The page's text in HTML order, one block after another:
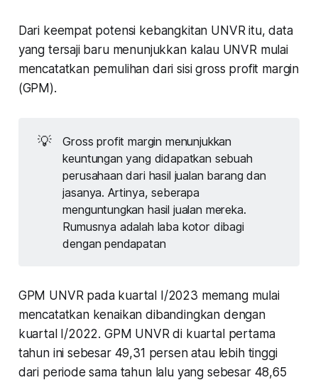
Dari keempat potensi kebangkitan UNVR itu, data
yang tersaji baru menunjukkan kalau UNVR mulai
mencatatkan pemulihan dari sisigross profit margin
(GPM).
💡
Gross profit margin menunjukkan
keuntungan yang didapatkan sebuah
perusahaan dari hasil jualan barang dan
jasanya. Artinya, seberapa
menguntungkan hasil jualan mereka.
Rumusnya adalah laba kotor dibagi
dengan pendapatan
GPM UNVR pada kuartal I/2023 memang mulai
mencatatkan kenaikan dibandingkan dengan
kuartal I/2022. GPM UNVR di kuartal pertama
tahun ini sebesar 49,31 persen atau lebih tinggi
dari periode sama tahun lalu yang sebesar 48,65